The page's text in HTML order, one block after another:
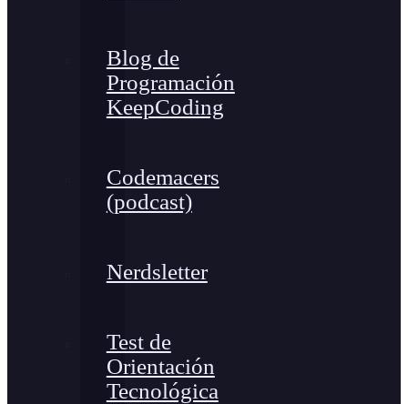
Blog de
Programación
KeepCoding
Codemacers
(podcast)
Nerdsletter
Test de
Orientación
Tecnológica